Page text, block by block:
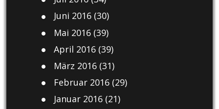
Juni 2016(30)
Mai 2016(39)
April 2016(39)
März 2016(31)
Februar 2016(29)
Januar 2016(21)